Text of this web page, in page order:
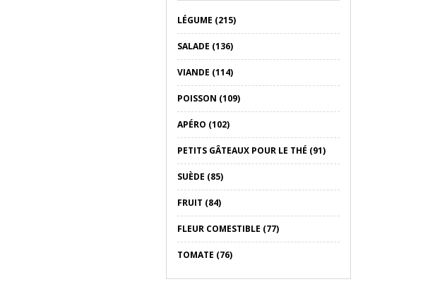
LÉGUME (215)
SALADE (136)
VIANDE (114)
POISSON (109)
APÉRO (102)
PETITS GÂTEAUX POUR LE THÉ (91)
SUÈDE (85)
FRUIT (84)
FLEUR COMESTIBLE (77)
TOMATE (76)